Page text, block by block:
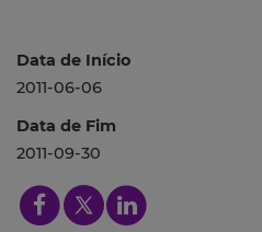
Data de Início
2011-06-06
Data de Fim
2011-09-30